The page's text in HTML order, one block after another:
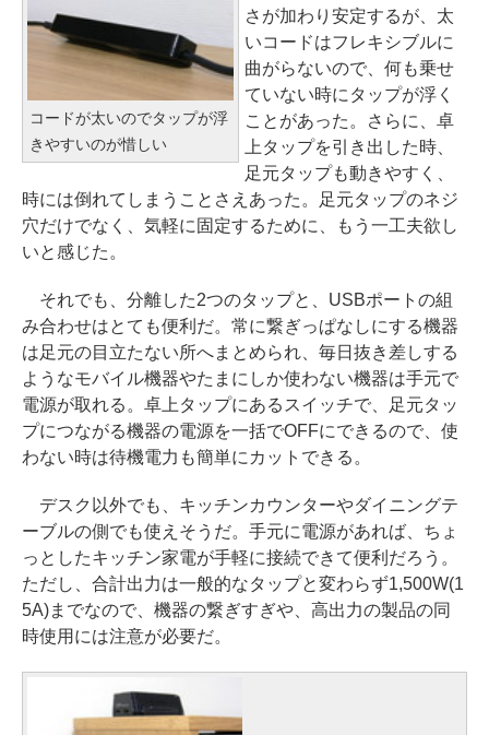
コードが太いのでタップが浮
きやすいのが惜しい
さが加わり安定するが、太
いコードはフレキシブルに
曲がらないので、何も乗せ
ていない時にタップが浮く
ことがあった。さらに、卓
上タップを引き出した時、
足元タップも動きやすく、
時には倒れてしまうことさえあった。足元タップのネジ
穴だけでなく、気軽に固定するために、もう一工夫欲し
いと感じた。
それでも、分離した2つのタップと、USBポートの組
み合わせはとても便利だ。常に繋ぎっぱなしにする機器
は足元の目立たない所へまとめられ、毎日抜き差しする
ようなモバイル機器やたまにしか使わない機器は手元で
電源が取れる。卓上タップにあるスイッチで、足元タッ
プにつながる機器の電源を一括でOFFにできるので、使
わない時は待機電力も簡単にカットできる。
デスク以外でも、キッチンカウンターやダイニングテ
ーブルの側でも使えそうだ。手元に電源があれば、ちょ
っとしたキッチン家電が手軽に接続できて便利だろう。
ただし、合計出力は一般的なタップと変わらず1,500W(1
5A)までなので、機器の繋ぎすぎや、高出力の製品の同
時使用には注意が必要だ。